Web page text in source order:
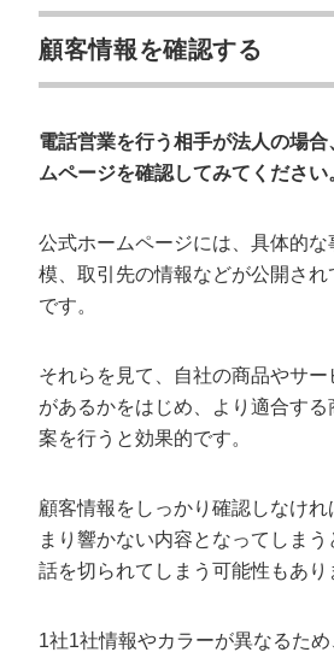
顧客情報を確認する
電話営業を行う相手が法人の場
ムページを確認してみてください
公式ホームページには、具体的な
模、取引先の情報などが公開さ
です。
それらを見て、自社の商品やサ
があるかをはじめ、より適合す
案を行うと効果的です。
顧客情報をしっかり確認しなけ
まり響かない内容となってしま
話を切られてしまう可能性もあり
1社1社情報やカラーが異なるた